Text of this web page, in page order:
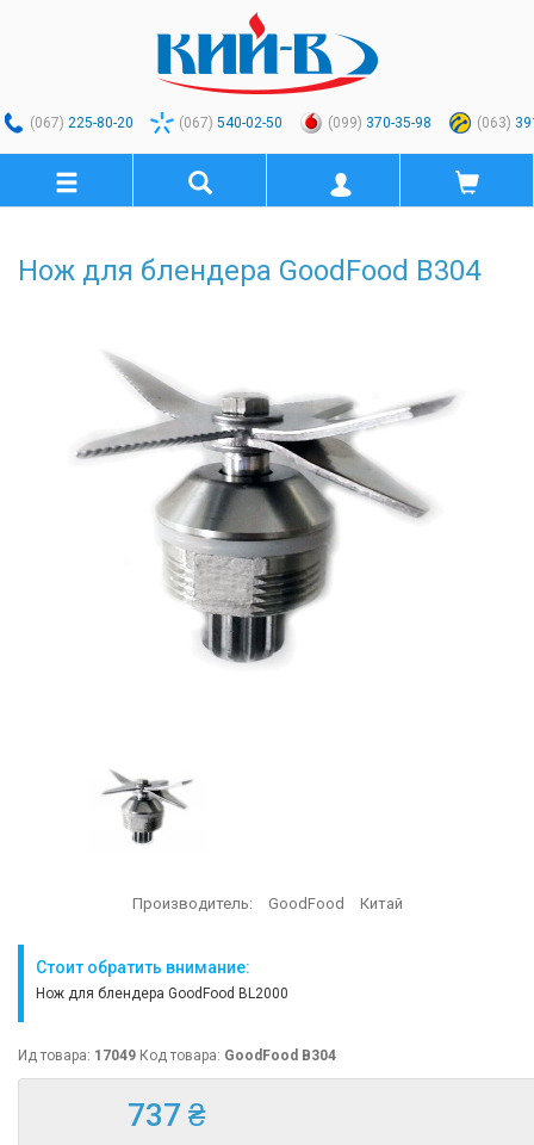
(067) 225-80-20 (067) 540-02-50 (099) 370-35-98 (063)
Нож для блендера GoodFood B304
Производитель: GoodFood Китай
Стоит обратить внимание:
Нож для блендера GoodFood BL2000
Ид товара: 17049 Код товара: GoodFood B304
737 ₴